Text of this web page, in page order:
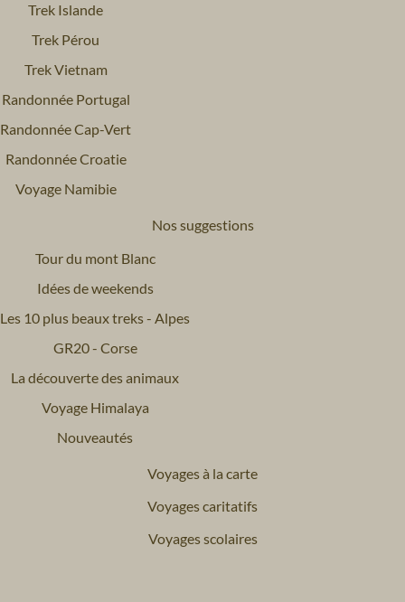
Trek Islande
Trek Pérou
Trek Vietnam
Randonnée Portugal
Randonnée Cap-Vert
Randonnée Croatie
Voyage Namibie
Nos suggestions
Tour du mont Blanc
Idées de weekends
Les 10 plus beaux treks - Alpes
GR20 - Corse
La découverte des animaux
Voyage Himalaya
Nouveautés
Voyages à la carte
Voyages caritatifs
Voyages scolaires